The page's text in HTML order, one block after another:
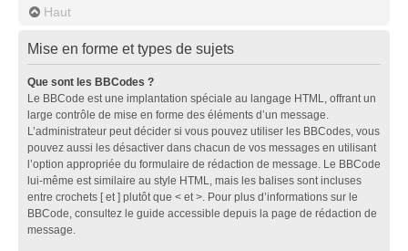
Haut
Mise en forme et types de sujets
Que sont les BBCodes ?
Le BBCode est une implantation spéciale au langage HTML, offrant un
large contrôle de mise en forme des éléments d’un message.
L’administrateur peut décider si vous pouvez utiliser les BBCodes, vous
pouvez aussi les désactiver dans chacun de vos messages en utilisant
l’option appropriée du formulaire de rédaction de message. Le BBCode
lui-même est similaire au style HTML, mais les balises sont incluses
entre crochets [ et ] plutôt que < et >. Pour plus d’informations sur le
BBCode, consultez le guide accessible depuis la page de rédaction de
message.